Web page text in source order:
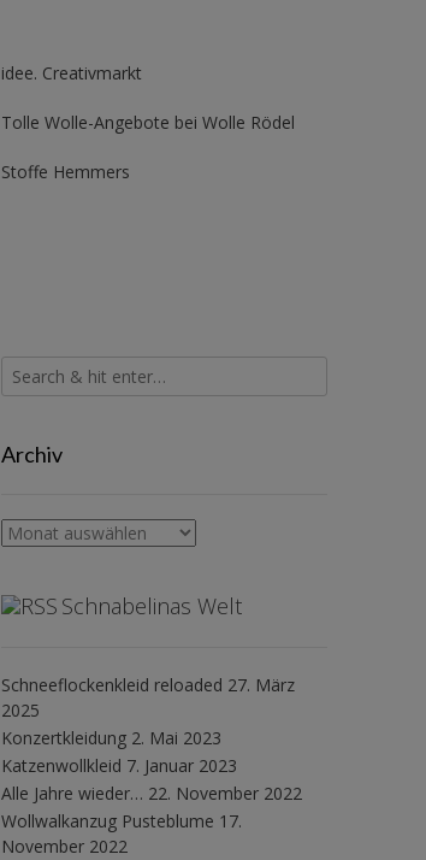
idee. Creativmarkt
Tolle Wolle-Angebote bei Wolle Rödel
Stoffe Hemmers
Archiv
Archiv
Schnabelinas Welt
Schneeflockenkleid reloaded 27. März
2025
Konzertkleidung 2. Mai 2023
Katzenwollkleid 7. Januar 2023
Alle Jahre wieder… 22. November 2022
Wollwalkanzug Pusteblume 17.
November 2022